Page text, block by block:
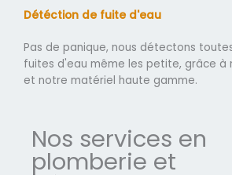
Détéction de fuite d'eau
Pas de panique, nous détectons
fuites d'eau même les petite, grâce à
et notre matériel haute gamme.
Nos services en
plomberie et